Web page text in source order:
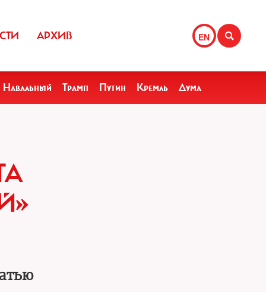
EN
АРХИВ
Навальный Трамп Путин Кремль Дума